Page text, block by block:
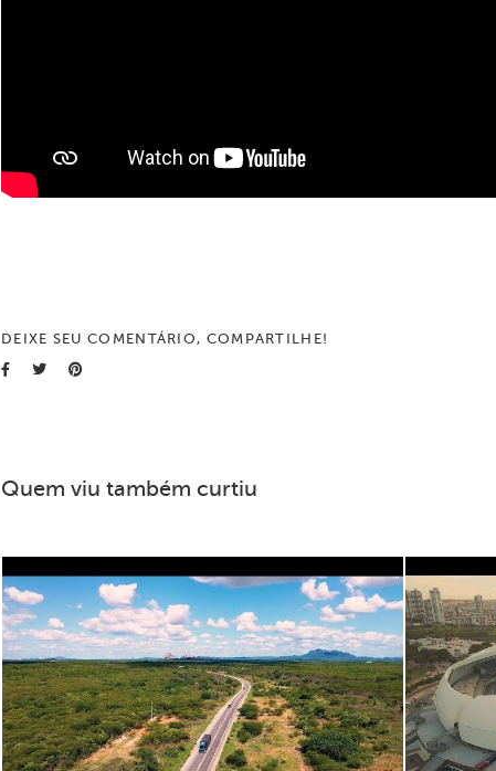
DEIXE SEU COMENTÁRIO, COMPARTILHE!
Quem viu também curtiu